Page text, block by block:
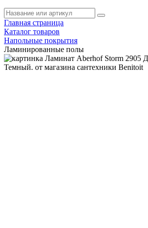
Главная страница
Каталог товаров
Напольные покрытия
Ламинированные полы